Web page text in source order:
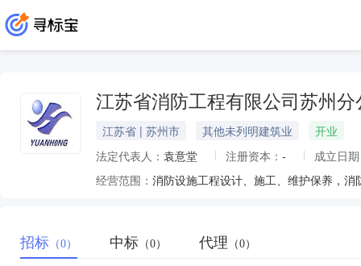
江苏省消防工程有限公司苏州分
江苏省 | 苏州市 其他未列明建筑业
开业
法定代表人： 袁意堂 注册资本： -
成立日
经营范围：
招标 （0） 中标 （0） 代理 （0）